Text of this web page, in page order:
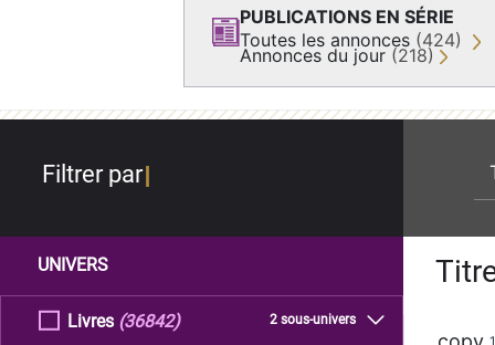
PUBLICATIONS EN SÉRIE
Toutes les annonces (424)
Annonces du jour (218)
Filtrer par
UNIVERS
Livres 2 sous-univers
(36842)